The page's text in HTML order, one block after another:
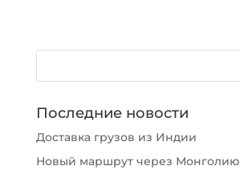
Последние новости
Доставка грузов из Индии
Новый маршрут через Монголию